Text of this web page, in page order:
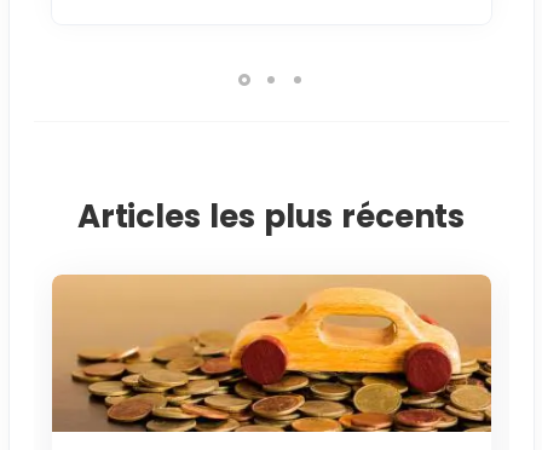
Articles les plus récents